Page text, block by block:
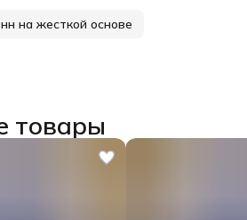
на жесткой основе
товары